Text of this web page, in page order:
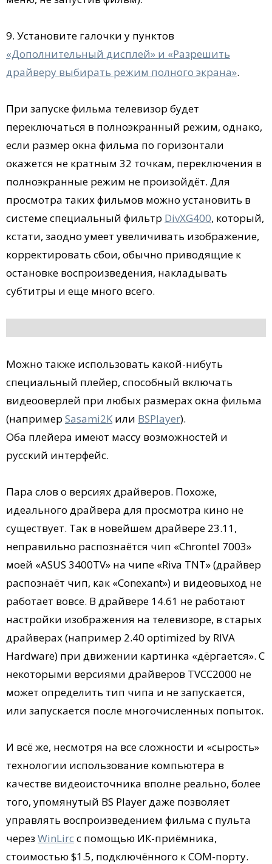
9. Установите галочки у пунктов
«Дополнительный дисплей» и «Разрешить
драйверу выбирать режим полного экрана».
При запуске фильма телевизор будет
переключаться в полноэкранный режим, однако,
если размер окна фильма по горизонтали
окажется не кратным 32 точкам, переключения в
полноэкранные режим не произойдёт. Для
просмотра таких фильмов можно установить в
системе специальный фильтр DivXG400, который,
кстати, заодно умеет увеличивать изображение,
корректировать сбои, обычно приводящие к
остановке воспроизведения, накладывать
субтитры и еще много всего.
Можно также использовать какой-нибуть
специальный плейер, способный включать
видеооверлей при любых размерах окна фильма
(например Sasami2K или BSPlayer).
Оба плейера имеют массу возможностей и
русский интерфейс.
Пара слов о версиях драйверов. Похоже,
идеального драйвера для просмотра кино не
существует. Так в новейшем драйвере 23.11,
неправильно распознаётся чип «Chrontel 7003»
моей «ASUS 3400TV» на чипе «Riva TNT» (драйвер
распознаёт чип, как «Conexant») и видеовыход не
работает вовсе. В драйвере 14.61 не работают
настройки изображения на телевизоре, в старых
драйверах (например 2.40 optimized by RIVA
Hardware) при движении картинка «дёргается». С
некоторыми версиями драйверов TVCC2000 не
может определить тип чипа и не запускается,
или запускается после многочисленных попыток.
И всё же, несмотря на все сложности и «сырость»
технологии использование компьютера в
качестве видеоисточника вполне реально, более
того, упомянутый BS Player даже позволяет
управлять воспроизведением фильма с пульта
через WinLirc с помощью ИК-приёмника,
стоимостью $1.5, подключённого к COM-порту.